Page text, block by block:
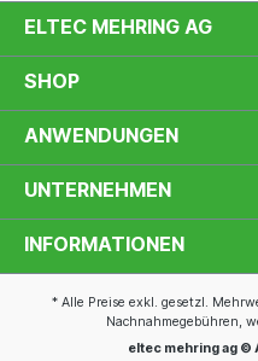
ELTEC MEHRING AG
SHOP
ANWENDUNGEN
UNTERNEHMEN
INFORMATIONEN
* Alle Preise exkl. gesetzl.
Nachnahmegebühren,
eltec mehring ag ©